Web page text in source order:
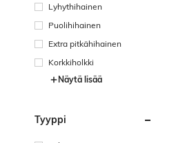
Lyhythihainen
Puolihihainen
Extra pitkähihainen
Korkkiholkki
Näytä lisää
Tyyppi